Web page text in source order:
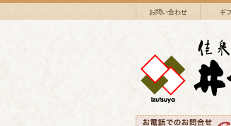
お問い合わせ ギ